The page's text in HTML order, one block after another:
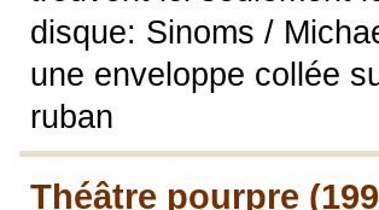
disque: Sinoms /
une enveloppe collée
ruban
Théâtre pourpre